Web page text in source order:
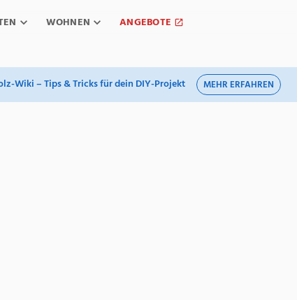
WOHNEN ANGEBOTE
Wiki – Tips & Tricks für dein DIY-Projekt MEHR ERFAHREN